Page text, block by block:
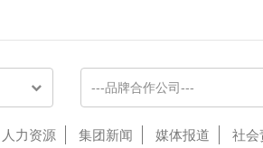
---品牌合作公司---
人力资源 集团新闻 媒体报道 社会